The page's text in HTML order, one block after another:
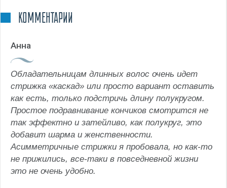
КОММЕНТАРИИ
Анна
Обладательницам длинных волос очень идет
стрижка «каскад» или просто вариант оставить
как есть, только подстричь длину полукругом.
Простое подравнивание кончиков смотрится не
так эффектно и затейливо, как полукруг, это
добавит шарма и женственности.
Асимметричные стрижки я пробовала, но как-то
не прижились, все-таки в повседневной жизни
это не очень удобно.